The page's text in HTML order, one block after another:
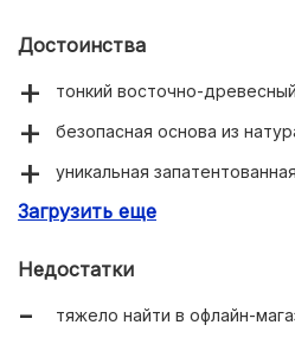
Достоинства
тонкий восточно-
безопасная основа из
уникальная
звук потрескивающих дров
размерная линейка из 5
Загрузить еще
Недостатки
тяжело найти в офлайн-